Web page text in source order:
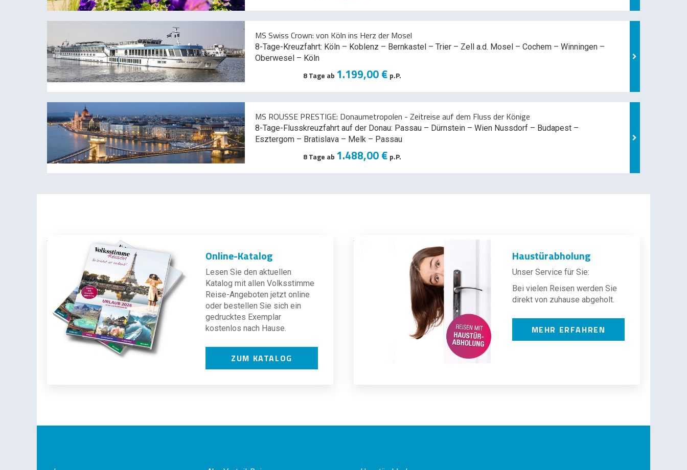
MS Swiss Crown: von Köln ins Herz der Mosel
8-Tage-Kreuzfahrt: Köln – Koblenz – Bernkastel – Trier – Zell a.d. Mosel – Cochem – Winningen –
Oberwesel – Köln
8 Tage ab 1.199,00 € p.P.
MS ROUSSE PRESTIGE: Donaumetropolen - Zeitreise auf dem Fluss der Könige
8-Tage-Flusskreuzfahrt auf der Donau: Passau – Dürnstein – Wien Nussdorf – Budapest –
Esztergom – Bratislava – Melk – Passau
8 Tage ab 1.488,00 € p.P.
Online-Katalog
Lesen Sie den aktuellen
Katalog mit allen Volksstimme
Reise-Angeboten jetzt online
oder bestellen Sie sich ein
gedrucktes Exemplar
kostenlos nach Hause.
ZUM KATALOG
Haustürabholung
Unser Service für Sie:
Bei vielen Reisen werden Sie
direkt von zuhause abgeholt.
MEHR ERFAHREN